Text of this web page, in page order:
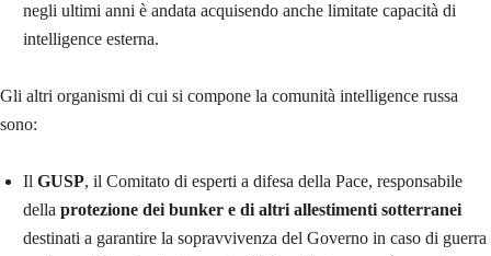
negli ultimi anni è andata acquisendo anche limitate capacità di
intelligence esterna.
Gli altri organismi di cui si compone la comunità intelligence russa
sono:
Il GUSP, il Comitato di esperti a difesa della Pace, responsabile
della protezione dei bunker e di altri allestimenti sotterranei
destinati a garantire la sopravvivenza del Governo in caso di guerra